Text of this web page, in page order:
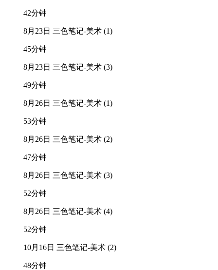
42分钟
8月23日 三色笔记-美术 (1)
45分钟
8月23日 三色笔记-美术 (3)
49分钟
8月26日 三色笔记-美术 (1)
53分钟
8月26日 三色笔记-美术 (2)
47分钟
8月26日 三色笔记-美术 (3)
52分钟
8月26日 三色笔记-美术 (4)
52分钟
10月16日 三色笔记-美术 (2)
48分钟